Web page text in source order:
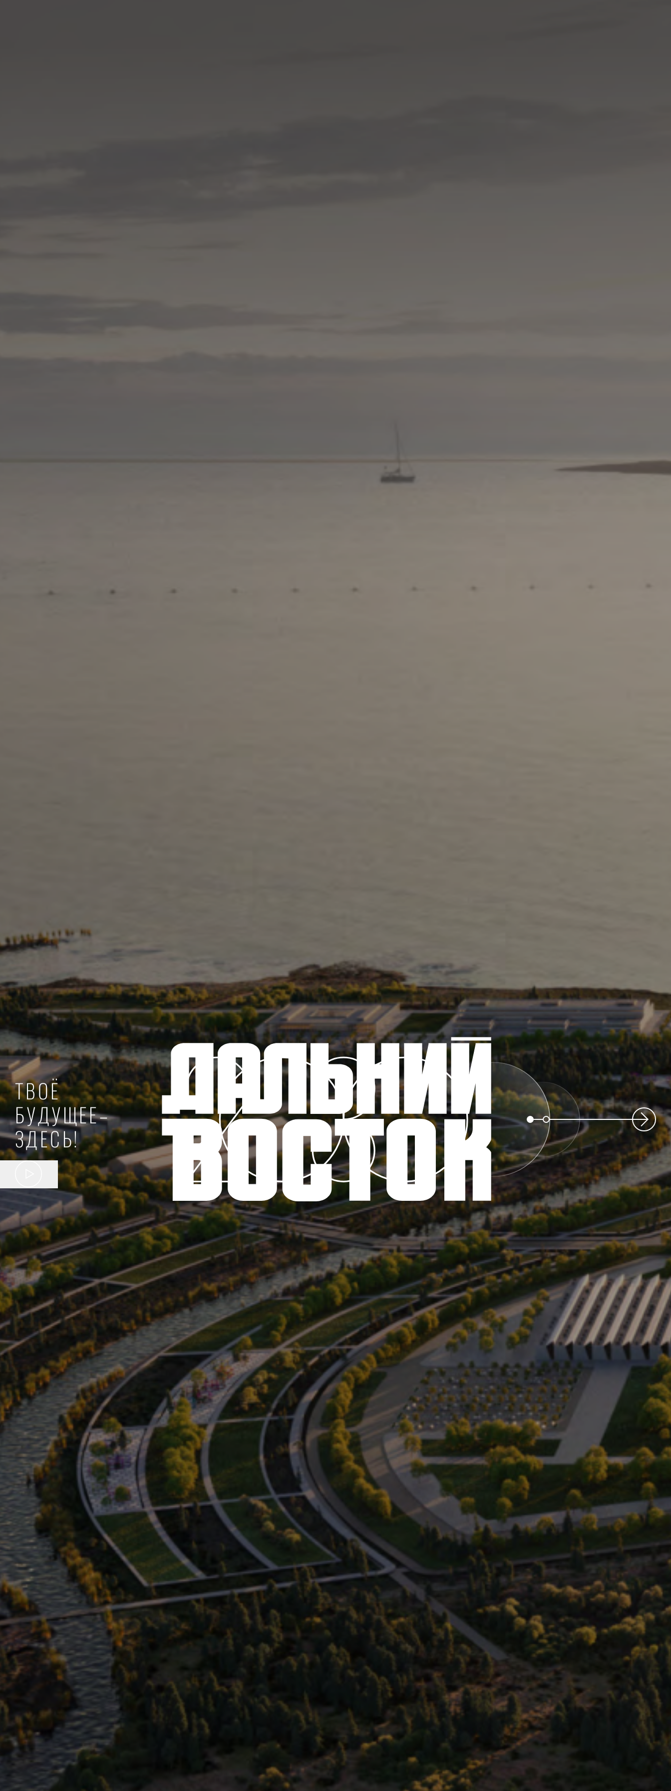
ТВОЁ
БУДУЩЕЕ–
ЗДЕСЬ!